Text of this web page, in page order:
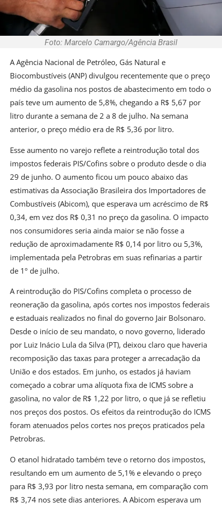
Foto: Marcelo Camargo/Agência Brasil
A Agência Nacional de Petróleo, Gás Natural e
Biocombustíveis (ANP) divulgou recentemente que o preço
médio da gasolina nos postos de abastecimento em todo o
país teve um aumento de 5,8%, chegando a R$ 5,67 por
litro durante a semana de 2 a 8 de julho. Na semana
anterior, o preço médio era de R$ 5,36 por litro.
Esse aumento no varejo reflete a reintrodução total dos
impostos federais PIS/Cofins sobre o produto desde o dia
29 de junho. O aumento ficou um pouco abaixo das
estimativas da Associação Brasileira dos Importadores de
Combustíveis (Abicom), que esperava um acréscimo de R$
0,34, em vez dos R$ 0,31 no preço da gasolina. O impacto
nos consumidores seria ainda maior se não fosse a
redução de aproximadamente R$ 0,14 por litro ou 5,3%,
implementada pela Petrobras em suas refinarias a partir
de 1º de julho.
A reintrodução do PIS/Cofins completa o processo de
reoneração da gasolina, após cortes nos impostos federais
e estaduais realizados no final do governo Jair Bolsonaro.
Desde o início de seu mandato, o novo governo, liderado
por Luiz Inácio Lula da Silva (PT), deixou claro que haveria
recomposição das taxas para proteger a arrecadação da
União e dos estados. Em junho, os estados já haviam
começado a cobrar uma alíquota fixa de ICMS sobre a
gasolina, no valor de R$ 1,22 por litro, o que já se refletiu
nos preços dos postos. Os efeitos da reintrodução do ICMS
foram atenuados pelos cortes nos preços praticados pela
Petrobras.
O etanol hidratado também teve o retorno dos impostos,
resultando em um aumento de 5,1% e elevando o preço
para R$ 3,93 por litro nesta semana, em comparação com
R$ 3,74 nos sete dias anteriores. A Abicom esperava um